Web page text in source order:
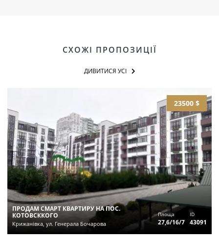
СХОЖІ ПРОПОЗИЦІЇ
ДИВИТИСЯ УСІ
23500 $
ПРОДАМ СМАРТ КВАРТИРУ НА ПОС.
КОТОВСККОГО
Крижанівка, ул. Генерала Бочарова
Площа
27,6/16/7
ID
43091